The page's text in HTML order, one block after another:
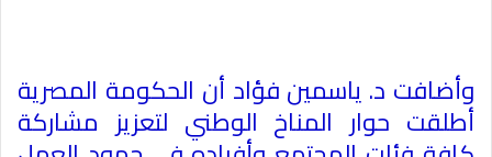
وأضافت د. ياسمين فؤاد أن الحكومة المصرية
أطلقت حوار المناخ الوطني لتعزيز مشاركة